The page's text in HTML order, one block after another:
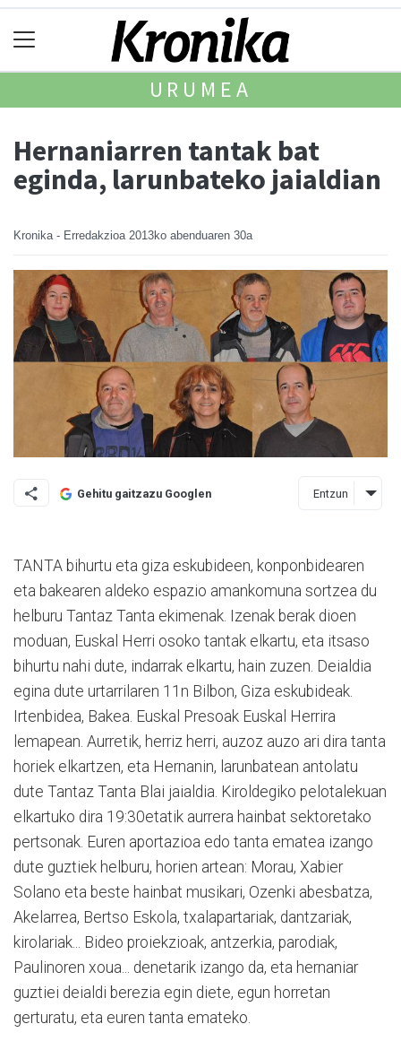
URUMEA
Hernaniarren tantak bat
eginda, larunbateko jaialdian
Kronika - Erredakzioa 2013ko abenduaren 30a
Gehitu gaitzazu Googlen Entzun
TANTA bihurtu eta giza eskubideen, konponbidearen
eta bakearen aldeko espazio amankomuna sortzea du
helburu Tantaz Tanta ekimenak. Izenak berak dioen
moduan, Euskal Herri osoko tantak elkartu, eta itsaso
bihurtu nahi dute, indarrak elkartu, hain zuzen. Deialdia
egina dute urtarrilaren 11n Bilbon, Giza eskubideak.
Irten­bidea, Bakea. Euskal Presoak Euskal Herrira
lemapean. Aurretik, herriz herri, au­zoz auzo ari dira tanta
horiek elkartzen, eta Her­nanin, la­run­­batean antolatu
dute Tan­taz Tanta Blai jaialdia. Kirol­degiko pelotalekuan
elkartuko dira 19:30etatik aurrera hainbat sektoretako
pertsonak. Euren aportazioa edo tanta ematea izango
dute guztiek helburu, horien artean: Morau, Xabier
Solano eta beste hainbat musikari, Ozen­ki abesbatza,
Akelarrea, Ber­tso Eskola, txalapar­ta­riak, dan­tzariak,
kirolariak... Bideo proiekzioak, antzerkia, parodiak,
Paulinoren xoua... de­ne­tarik izango da, eta hernaniar
guztiei deialdi berezia egin diete, egun horretan
gerturatu, eta eu­ren tanta emateko.